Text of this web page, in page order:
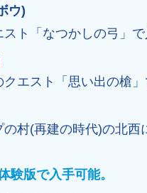
ウ)
ト「なつかしの弓」で
エスト「思い出の槍」
の村(再建の時代)の北
験版で入手可能。